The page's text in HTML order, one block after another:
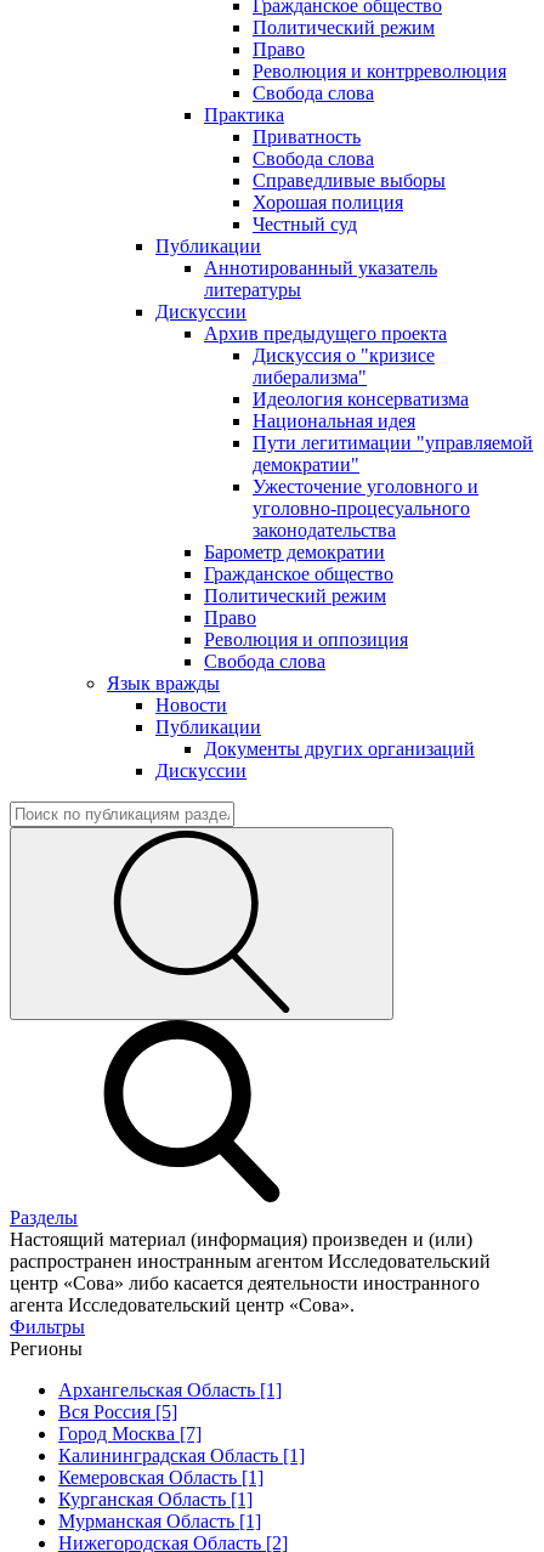
Гражданское общество
Политический режим
Право
Революция и контрреволюция
Свобода слова
Практика
Приватность
Свобода слова
Справедливые выборы
Хорошая полиция
Честный суд
Публикации
Аннотированный указатель
литературы
Дискуссии
Архив предыдущего проекта
Дискуссия о "кризисе
либерализма"
Идеология консерватизма
Национальная идея
Пути легитимации "управляемой
демократии"
Ужесточение уголовного и
уголовно-процесуального
законодательства
Барометр демократии
Гражданское общество
Политический режим
Право
Революция и оппозиция
Свобода слова
Язык вражды
Новости
Публикации
Документы других организаций
Дискуссии
Разделы
Настоящий материал (информация) произведен и (или)
распространен иностранным агентом Исследовательский
центр «Сова» либо касается деятельности иностранного
агента Исследовательский центр «Сова».
Фильтры
Регионы
Архангельская Область [1]
Вся Россия [5]
Город Москва [7]
Калининградская Область [1]
Кемеровская Область [1]
Курганская Область [1]
Мурманская Область [1]
Нижегородская Область [2]